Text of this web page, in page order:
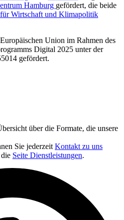
Hamburg gefördert, die beide
Wirtschaft und Klimapolitik
Union im Rahmen des
Digital 2025 unter der
gefördert.
über die Formate, die unsere
Sie jederzeit Kontakt zu uns
Seite Dienstleistungen.